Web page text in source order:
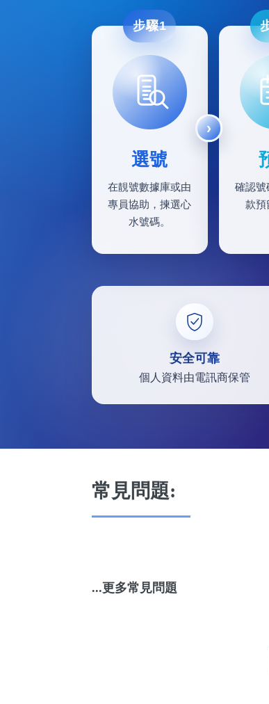
步驟1
選號
在靚號數據庫或由
專員協助，揀選心
水號碼。
確認號
款預
安全可靠
個人資料由電訊商保管
常見問題:
...更多常見問題